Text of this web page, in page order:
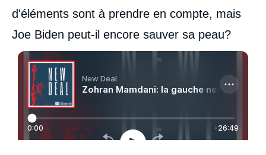
d'éléments sont à prendre en compte, mais
Joe Biden peut-il encore sauver sa peau?